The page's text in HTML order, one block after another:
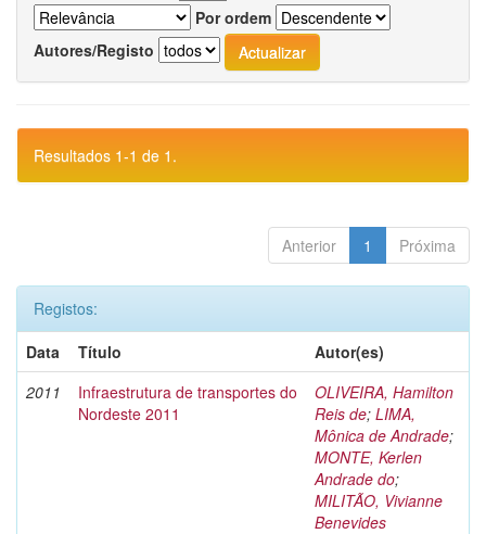
Por ordem
Autores/Registo
Resultados 1-1 de 1.
Anterior 1 Próxima
Registos:
Data
Título
Autor(es)
2011
Infraestrutura de transportes do
Nordeste 2011
OLIVEIRA, Hamilton
Reis de; LIMA,
Mônica de Andrade;
MONTE, Kerlen
Andrade do;
MILITÃO, Vivianne
Benevides